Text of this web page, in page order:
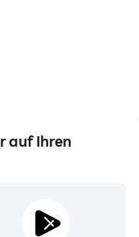
auf Ihren